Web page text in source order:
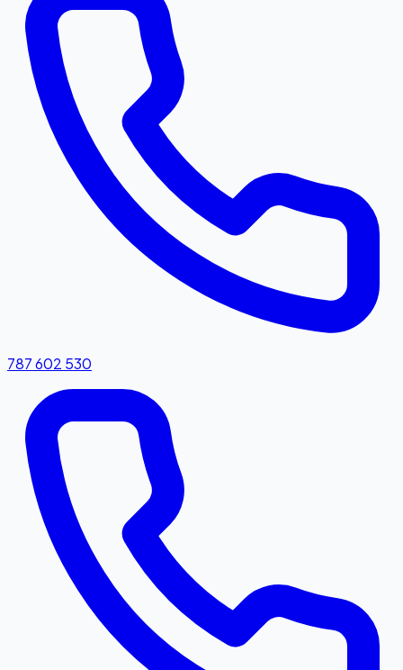
787 602 530